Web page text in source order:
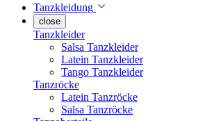
Tanzkleidung
close
Tanzkleider
Salsa Tanzkleider
Latein Tanzkleider
Tango Tanzkleider
Tanzröcke
Latein Tanzröcke
Salsa Tanzröcke